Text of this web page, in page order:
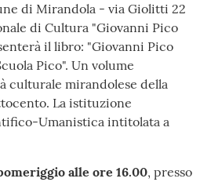
di Mirandola - via Giolitti 22
di Cultura "Giovanni Pico
il libro: "Giovanni Pico
Pico". Un volume
culturale mirandolese della
La istituzione
Umanistica intitolata a
alle ore 16.00, presso